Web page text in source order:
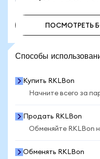
ПОСМОТРЕТЬ
Способы
Купить RKLBon
Начните всего за
Продать RKLBon
Обменяйте RKLBon
Обменять RKLBon